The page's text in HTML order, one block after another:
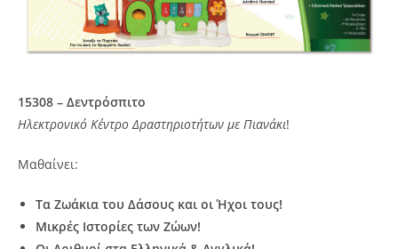
15308 – Δεντρόσπιτο
Ηλεκτρονικό Κέντρο Δραστηριοτήτων με Πιανάκι!
Μαθαίνει:
Τα Ζωάκια του Δάσους και οι Ήχοι τους!
Μικρές Ιστορίες των Ζώων!